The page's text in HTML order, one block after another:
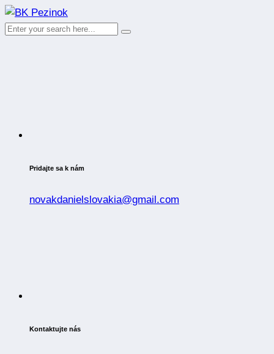
Pridajte sa k nám
novakdanielslovakia@gmail.com
Kontaktujte nás